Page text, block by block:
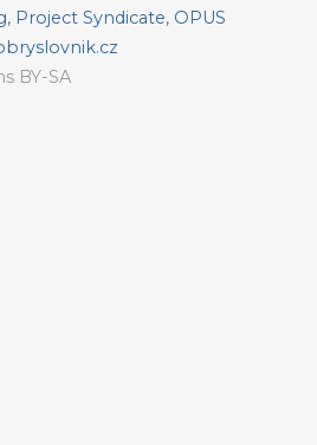
, Project Syndicate, OPUS
BY-SA